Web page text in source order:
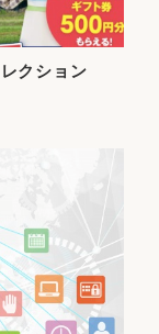
クション